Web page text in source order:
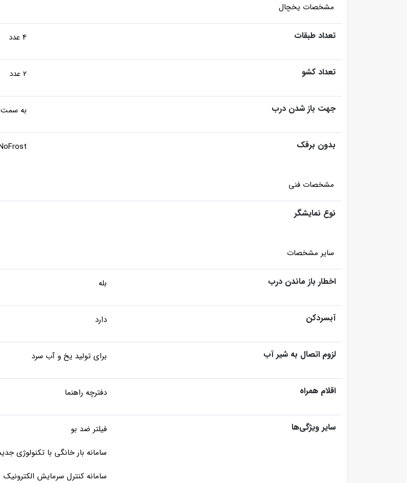
مشخصات یخچال
تعداد طبقات 4 عدد
تعداد کشو 2 عدد
جهت باز شدن درب به
بدون برفک
مشخصات فنی
نوع نمایشگر
سایر مشخصات
اخطار باز ماندن درب بله
آبسردکن دارد
لزوم اتصال به شیر آب برای تولید یخ و آب سرد
اقلام همراه دفترچه راهنما
سایر ویژگی‌ها
فیلتر ضد بو
سامانه بار خانگی با تکنولوژی
سامانه کنترل سرمایش الکترونیک